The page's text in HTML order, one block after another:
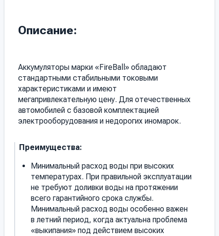
Описание:
Аккумуляторы марки «FireBall» обладают
стандартными стабильными токовыми
характеристиками и имеют
мегапривлекательную цену. Для отечественных
автомобилей с базовой комплектацией
электрооборудования и недорогих иномарок.
Преимущества:
Минимальный расход воды при высоких
температурах. При правильной эксплуатации
не требуют доливки воды на протяжении
всего гарантийного срока службы.
Минимальный расход воды особенно важен
в летний период, когда актуальна проблема
«выкипания» под действием высоких